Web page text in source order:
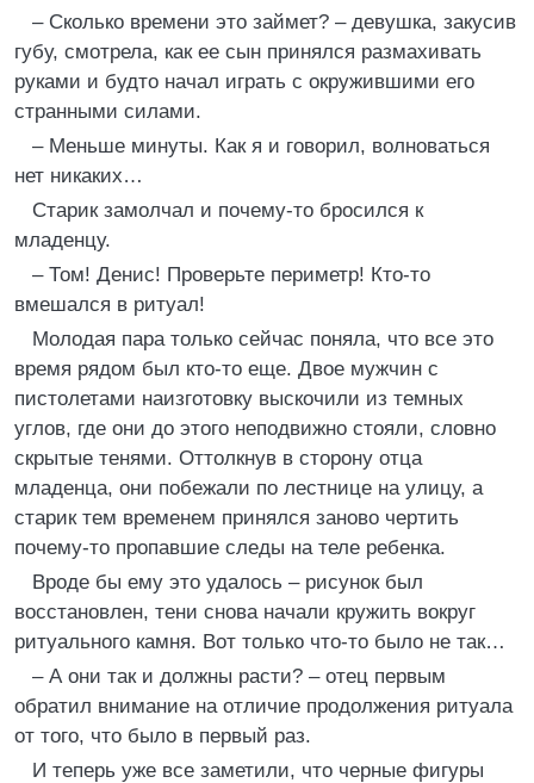
– Сколько времени это займет? – девушка, закусив
губу, смотрела, как ее сын принялся размахивать
руками и будто начал играть с окружившими его
странными силами.
– Меньше минуты. Как я и говорил, волноваться
нет никаких…
Старик замолчал и почему-то бросился к
младенцу.
– Том! Денис! Проверьте периметр! Кто-то
вмешался в ритуал!
Молодая пара только сейчас поняла, что все это
время рядом был кто-то еще. Двое мужчин с
пистолетами наизготовку выскочили из темных
углов, где они до этого неподвижно стояли, словно
скрытые тенями. Оттолкнув в сторону отца
младенца, они побежали по лестнице на улицу, а
старик тем временем принялся заново чертить
почему-то пропавшие следы на теле ребенка.
Вроде бы ему это удалось – рисунок был
восстановлен, тени снова начали кружить вокруг
ритуального камня. Вот только что-то было не так…
– А они так и должны расти? – отец первым
обратил внимание на отличие продолжения ритуала
от того, что было в первый раз.
И теперь уже все заметили, что черные фигуры